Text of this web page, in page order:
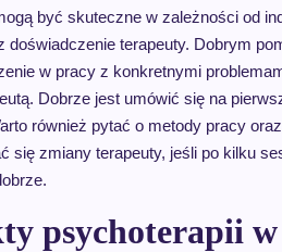
być skuteczne w zależności od
doświadczenie terapeuty. Dobrym
w pracy z konkretnymi
Dobrze jest umówić się na
również pytać o metody pracy
się zmiany terapeuty, jeśli po kilku
psychoterapii w